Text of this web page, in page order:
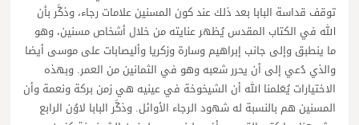
توقف قداسة البابا بعد ذلك عند كون المسنين علامات رجاء، وذكَّر بأن
الله في الكتاب المقدس يُظهر عنايته من خلال أشخاص مسنين، وهو
ما ينطبق وإلى جانب إبراهيم وسارة وزكريا وأليصابات على موسى أيضا
والذي دُعي إلى أن يحرر شعبه وهو في الثمانين من العمر. وبهذه
الاختيارات يُعَلمنا الله أن الشيخوخة في عينيه هي زمن بركة ونعمة وأن
المسنين هم بالنسبة له شهود الرجاء الأوائل. وذكَّر البابا لاوُن الرابع